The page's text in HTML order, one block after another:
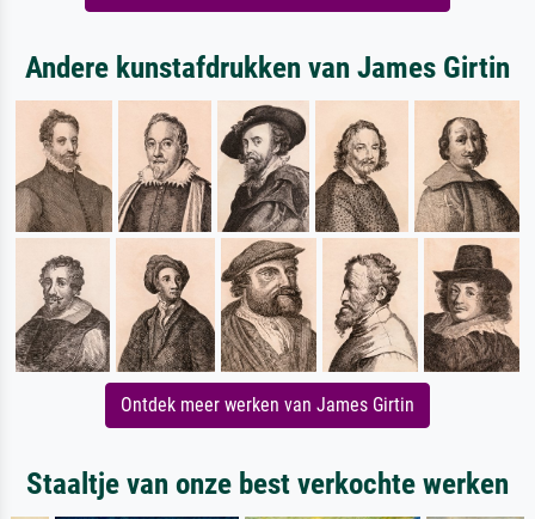
Andere kunstafdrukken van James Girtin
Ontdek meer werken van James Girtin
Staaltje van onze best verkochte werken